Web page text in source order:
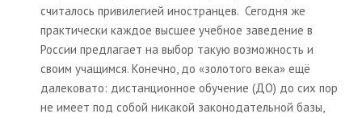
считалось привилегией иностранцев. Сегодня же
практически каждое высшее учебное заведение в
России предлагает на выбор такую возможность и
своим учащимся. Конечно, до «золотого века» ещё
далековато: дистанционное обучение (ДО) до сих пор
не имеет под собой никакой законодательной базы,